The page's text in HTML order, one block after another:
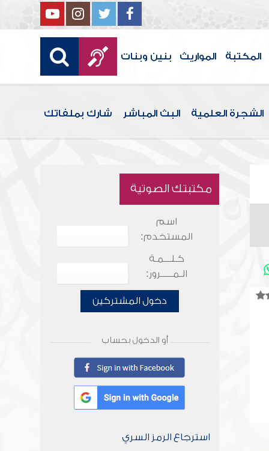
المكتبة المواريث بنين وبنات
الشجرة العلمية البث المباشر شارك بملفاتك
مكتبتك الصوتية
اسم
المستخدم:
كـلـــمـة
الـمـــــرور:
دخول المشتركين
أو الدخول بحساب
استرجاع الرمز السري